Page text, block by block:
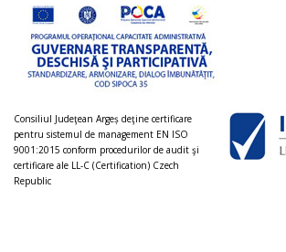
Consiliul Judeţean Argeș deţine certificare
pentru sistemul de management EN ISO
9001:2015 conform procedurilor de audit şi
certificare ale LL-C (Certification) Czech
Republic